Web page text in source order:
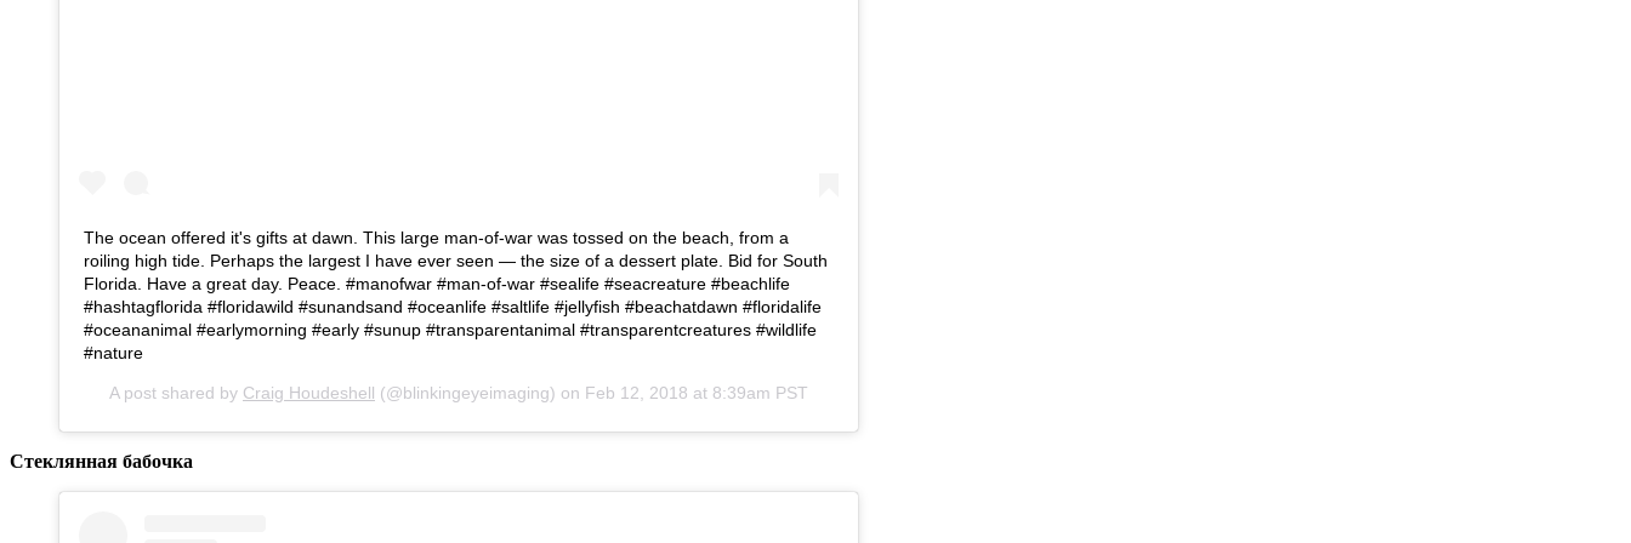
The ocean offered it's gifts at dawn. This large man-of-war was tossed on the beach, from a
roiling high tide. Perhaps the largest I have ever seen — the size of a dessert plate. Bid for South
Florida. Have a great day. Peace. #manofwar #man-of-war #sealife #seacreature #beachlife
#hashtagflorida #floridawild #sunandsand #oceanlife #saltlife #jellyfish #beachatdawn #floridalife
#oceananimal #earlymorning #early #sunup #transparentanimal #transparentcreatures #wildlife
#nature
A post shared by Craig Houdeshell (@blinkingeyeimaging) on Feb 12, 2018 at 8:39am PST
Стеклянная бабочка